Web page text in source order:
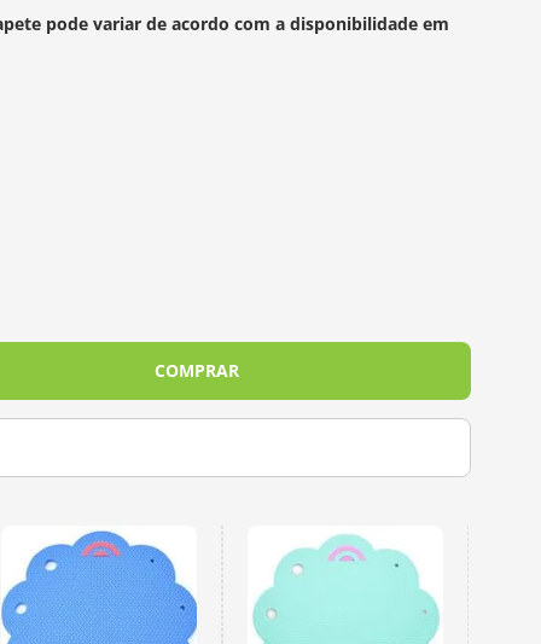
pode variar de acordo com a disponibilidade em
COMPRAR